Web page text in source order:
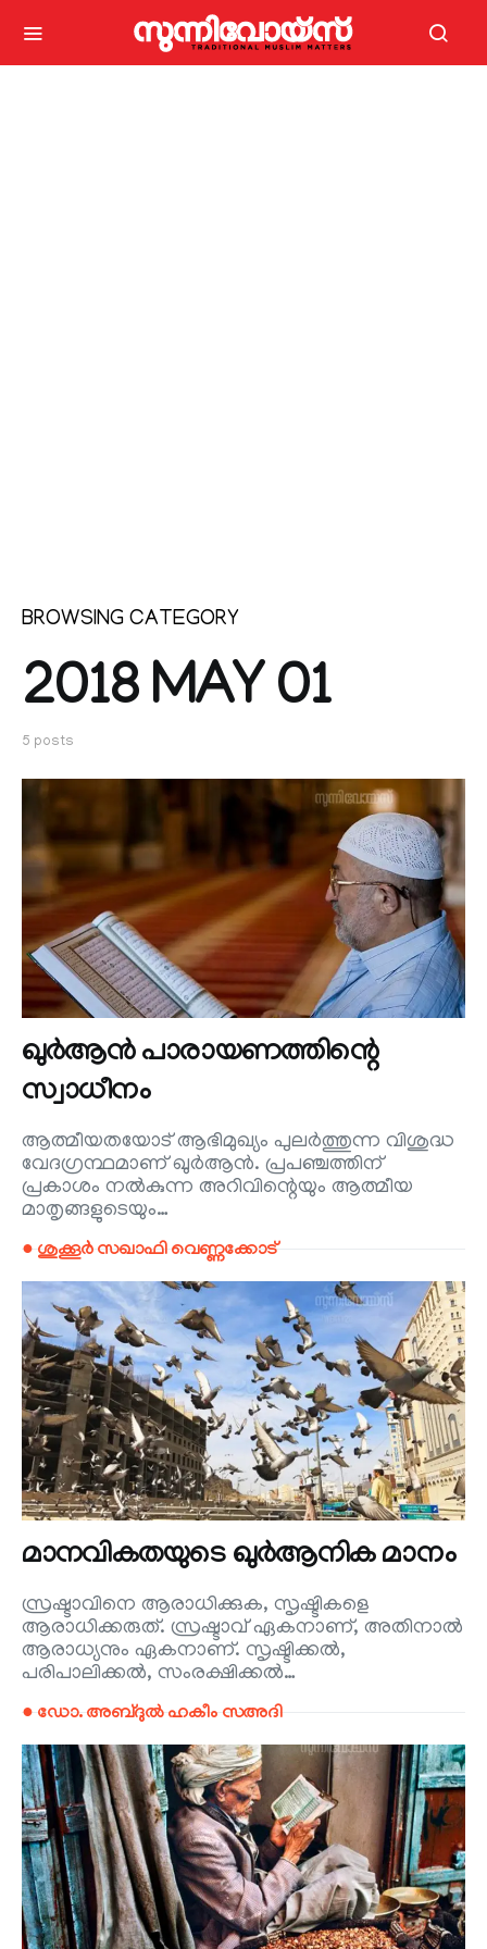
BROWSING CATEGORY
2018 MAY 01
5 posts
ഖുര്‍ആന്‍ പാരായണത്തിന്റെ
സ്വാധീനം
ആത്മീയതയോട് ആഭിമുഖ്യം പുലര്‍ത്തുന്ന വിശുദ്ധ
വേദഗ്രന്ഥമാണ് ഖുര്‍ആന്‍. പ്രപഞ്ചത്തിന്
പ്രകാശം നല്‍കുന്ന അറിവിന്റെയും ആത്മീയ
മാതൃങ്ങളുടെയും…
● ശുക്കൂര്‍ സഖാഫി വെണ്ണക്കോട്
മാനവികതയുടെ ഖുര്‍ആനിക മാനം
സ്രഷ്ടാവിനെ ആരാധിക്കുക, സൃഷ്ടികളെ
ആരാധിക്കരുത്. സ്രഷ്ടാവ് ഏകനാണ്, അതിനാല്‍
ആരാധ്യനും ഏകനാണ്. സൃഷ്ടിക്കല്‍,
പരിപാലിക്കല്‍, സംരക്ഷിക്കല്‍…
● ഡോ. അബ്ദുല്‍ ഹകീം സഅദി